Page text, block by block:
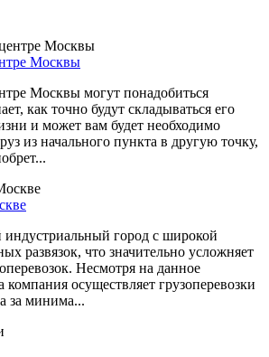
Москвы
Москвы могут понадобиться
как точно будут складываться его
и может вам будет необходимо
из начального пункта в другую точку,
город с широкой
развязок, что значительно усложняет
Несмотря на данное
компания осуществляет грузоперевозки
за минима...